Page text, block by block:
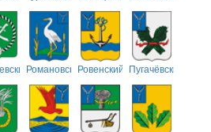
РомановскийРовенский Пугачёвский